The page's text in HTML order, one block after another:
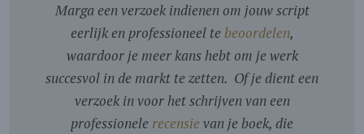
Marga een verzoek indienen om jouw script
eerlijk en professioneel te beoordelen,
waardoor je meer kans hebt om je werk
succesvol in de markt te zetten. Of je dient een
verzoek in voor het schrijven van een
professionele recensievan je boek, die